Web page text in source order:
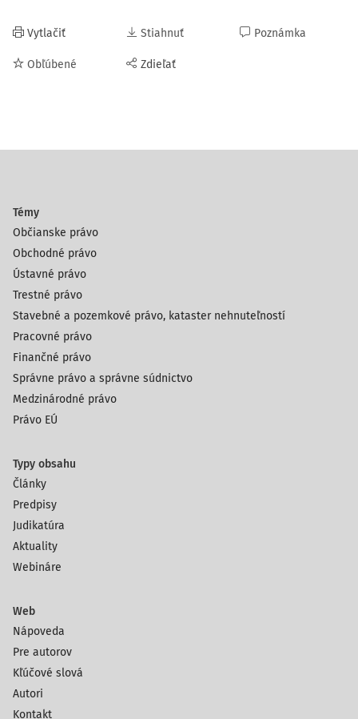
Vytlačiť
Obľúbené
Stiahnuť
Zdieľať
Poznámka
Témy
Občianske právo
Obchodné právo
Ústavné právo
Trestné právo
Stavebné a pozemkové právo, kataster nehnuteľností
Pracovné právo
Finančné právo
Správne právo a správne súdnictvo
Medzinárodné právo
Právo EÚ
Typy obsahu
Články
Predpisy
Judikatúra
Aktuality
Webináre
Web
Nápoveda
Pre autorov
Kľúčové slová
Autori
Kontakt